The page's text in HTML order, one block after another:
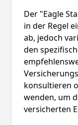
Der "Eagle
in der Regel
ab, jedoch
den
konsultieren
wenden, um
versicherten